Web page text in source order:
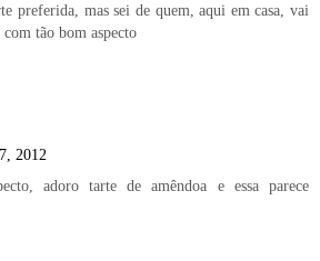
preferida, mas sei de quem, aqui em casa, vai
tão bom aspecto
2012
adoro tarte de amêndoa e essa parece